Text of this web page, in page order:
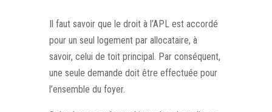
Il faut savoir que le droit à l’APL est accordé
pour un seul logement par allocataire, à
savoir, celui de toit principal. Par conséquent,
une seule demande doit être effectuée pour
l’ensemble du foyer.